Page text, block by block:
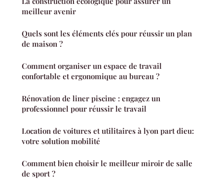
meilleur avenir
Quels sont les éléments clés pour réussir un plan
de maison ?
Comment organiser un espace de travail
confortable et ergonomique au bureau ?
Rénovation de liner piscine : engagez un
professionnel pour réussir le travail
Location de voitures et utilitaires à lyon part dieu:
votre solution mobilité
Comment bien choisir le meilleur miroir de salle
de sport ?